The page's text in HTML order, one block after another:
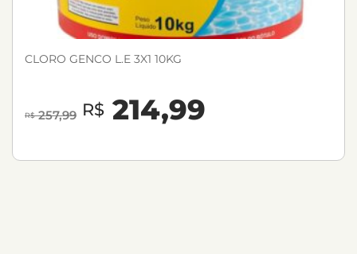
CLORO GENCO L.E 3X1 10KG
R$257,99 R$ 214,99